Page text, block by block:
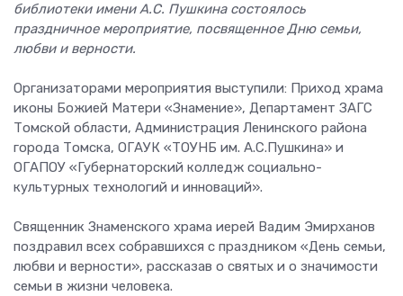
библиотеки имени А.С. Пушкина состоялось
праздничное мероприятие, посвященное Дню семьи,
любви и верности.
Организаторами мероприятия выступили: Приход храма
иконы Божией Матери «Знамение», Департамент ЗАГС
Томской области, Администрация Ленинского района
города Томска, ОГАУК «ТОУНБ им. А.С.Пушкина» и
ОГАПОУ «Губернаторский колледж социально-
культурных технологий и инноваций».
Священник Знаменского храма иерей Вадим Эмирханов
поздравил всех собравшихся с праздником «День семьи,
любви и верности», рассказав о святых и о значимости
семьи в жизни человека.